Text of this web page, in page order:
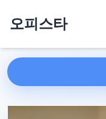
오피스타